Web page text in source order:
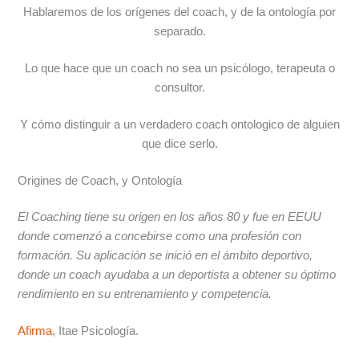
Hablaremos de los orígenes del coach, y de la ontología por
separado.
Lo que hace que un coach no sea un psicólogo, terapeuta o
consultor.
Y cómo distinguir a un verdadero coach ontologico de alguien
que dice serlo.
Origines de Coach, y Ontología
El Coaching tiene su origen en los años 80 y fue en EEUU
donde comenzó a concebirse como una profesión con
formación. Su aplicación se inició en el ámbito deportivo,
donde un coach ayudaba a un deportista a obtener su óptimo
rendimiento en su entrenamiento y competencia.
Afirma, Itae Psicología.